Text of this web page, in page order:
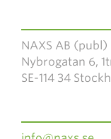
NAXS AB (publ)
Nybrogatan 6,
SE-114 34